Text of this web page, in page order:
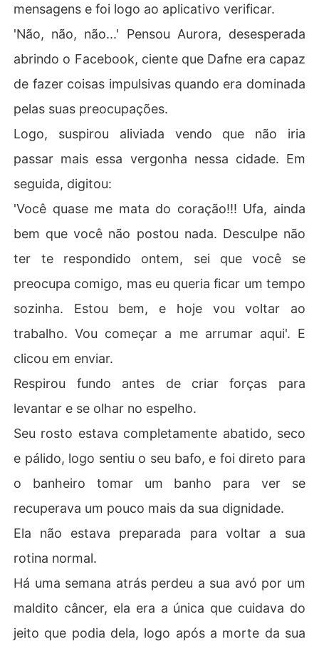
mensagens e foi logo ao aplicativo verificar.
'Não, não, não...' Pensou Aurora, desesperada
abrindo o Facebook, ciente que Dafne era capaz
de fazer coisas impulsivas quando era dominada
pelas suas preocupações.
Logo, suspirou aliviada vendo que não iria
passar mais essa vergonha nessa cidade. Em
seguida, digitou:
'Você quase me mata do coração!!! Ufa, ainda
bem que você não postou nada. Desculpe não
ter te respondido ontem, sei que você se
preocupa comigo, mas eu queria ficar um tempo
sozinha. Estou bem, e hoje vou voltar ao
trabalho. Vou começar a me arrumar aqui'. E
clicou em enviar.
Respirou fundo antes de criar forças para
levantar e se olhar no espelho.
Seu rosto estava completamente abatido, seco
e pálido, logo sentiu o seu bafo, e foi direto para
o banheiro tomar um banho para ver se
recuperava um pouco mais da sua dignidade.
Ela não estava preparada para voltar a sua
rotina normal.
Há uma semana atrás perdeu a sua avó por um
maldito câncer, ela era a única que cuidava do
jeito que podia dela, logo após a morte da sua